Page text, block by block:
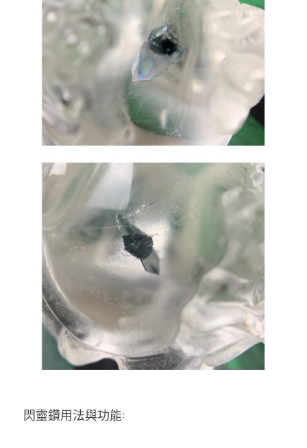
閃靈鑽用法與功能: